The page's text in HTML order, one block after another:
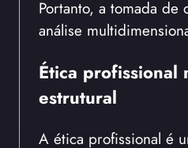
Portanto, a tomada de
análise
Ética profissional
estrutural
A ética profissional é